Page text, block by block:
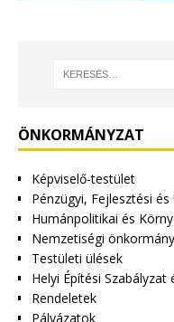
ÖNKORMÁNYZAT
Képviselő-testület
Pénzügyi, Fejlesztési
Humánpolitikai és
Nemzetiségi
Testületi ülések
Helyi Építési
Rendeletek
Pályázatok